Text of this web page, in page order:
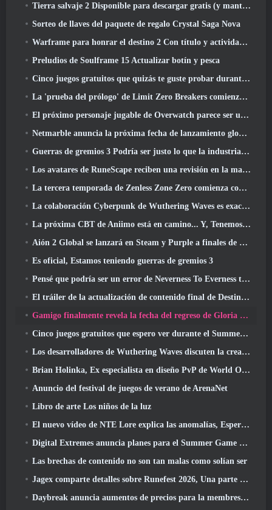
Tierra salvaje 2 Disponible para descargar gratis (y mantener) Por tiempo limitado
Sorteo de llaves del paquete de regalo Crystal Saga Nova
Warframe para honrar el destino 2 Con título y actividad especial en el juego
Preludios de Soulframe 15 Actualizar botín y pesca
Cinco juegos gratuitos que quizás te guste probar durante el Bullet Fest
La 'prueba del prólogo' de Limit Zero Breakers comienza hoy
El próximo personaje jugable de Overwatch parece ser un jefe criminal cyborg con exceso de trabajo
Netmarble anuncia la próxima fecha de lanzamiento global de RF Online
Guerras de gremios 3 Podría ser justo lo que la industria de los MMO necesita ahora mismo
Los avatares de RuneScape reciben una revisión en la mayor actualización visual del juego en los últimos diez años
La tercera temporada de Zenless Zone Zero comienza con un viaje a una isla Bangboo en el cielo, Y a la plataforma Steam
La colaboración Cyberpunk de Wuthering Waves es exactamente lo que quiero de mis eventos cruzados de videojuegos
La próxima CBT de Aniimo está en camino... Y, Tenemos una ventana de lanzamiento oficial
Aión 2 Global se lanzará en Steam y Purple a finales de este año
Es oficial, Estamos teniendo guerras de gremios 3
Pensé que podría ser un error de Neverness To Everness tener el evento Porsche Collab Gacha tan temprano, Pero me equivoqué
El tráiler de la actualización de contenido final de Destiny 2 es un grito de guerra
Gamigo finalmente revela la fecha del regreso de Gloria Victis, ¿Sobrevivirá la segunda vez??
Cinco juegos gratuitos que espero ver durante el Summer Game Fest
Los desarrolladores de Wuthering Waves discuten la creación de la secuencia de batalla Lahai-Roi Mech
Brian Holinka, Ex especialista en diseño PvP de World Of Warcraft, Se une al equipo MMO de League Of Legends
Anuncio del festival de juegos de verano de ArenaNet
Libro de arte Los niños de la luz
El nuevo vídeo de NTE Lore explica las anomalías, Esperar, Y cómo una organización "secreta" lo rastrea todo
Digital Extremes anuncia planes para el Summer Game Fest
Las brechas de contenido no son tan malas como solían ser
Jagex comparte detalles sobre Runefest 2026, Una parte de la celebración del 25 aniversario de RuneScape IP
Daybreak anuncia aumentos de precios para la membresía VIP de Lord Of The Rings Online